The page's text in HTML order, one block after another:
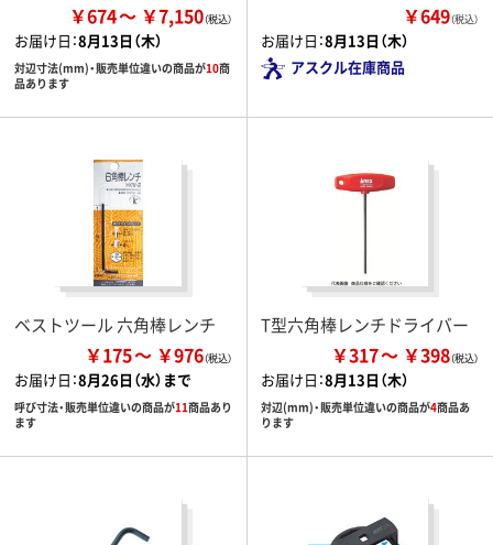
￥674 ￥7,150
お届け日：8月13日（木）
対辺寸法(mm)・販売単位違いの商品が10商
品あります
￥649（税込）
お届け日：8月13日（木）
アスクル在庫商品
ベストツール 六角棒レンチ
￥175 ￥976
お届け日：8月26日（水）まで
呼び寸法・販売単位違いの商品が11商品あり
ます
T型六角棒レンチドライバー
￥317 ￥398
お届け日：8月13日（木）
対辺(mm)・販売単位違いの商品が4商品あ
ります